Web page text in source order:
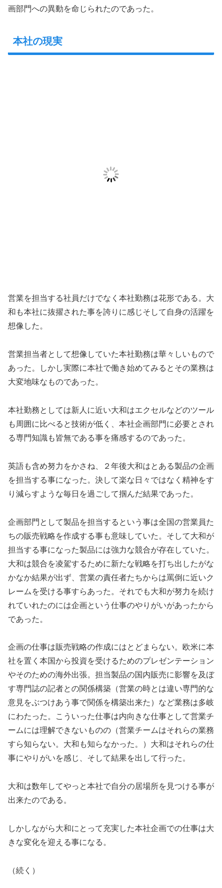
画部門への異動を命じられたのであった。
本社の現実
営業を担当する社員だけでなく本社勤務は花形である。大
和も本社に抜擢された事を誇りに感じそして自身の活躍を
想像した。
営業担当者として想像していた本社勤務は華々しいもので
あった。しかし実際に本社で働き始めてみるとその業務は
大変地味なものであった。
本社勤務としては新人に近い大和はエクセルなどのツール
も周囲に比べると技術が低く、本社企画部門に必要とされ
る専門知識も皆無である事を痛感するのであった。
英語も含め努力をかさね、２年後大和はとある製品の企画
を担当する事になった。決して楽な日々ではなく精神をす
り減らすような毎日を過ごして掴んだ結果であった。
企画部門として製品を担当するという事は全国の営業員た
ちの販売戦略を作成する事も意味していた。そして大和が
担当する事になった製品には強力な競合が存在していた。
大和は競合を凌駕するために新たな戦略を打ち出したがな
かなか結果が出ず、営業の責任者たちからは罵倒に近いク
レームを受ける事すらあった。それでも大和が努力を続け
れていれたのには企画という仕事のやりがいがあったから
であった。
企画の仕事は販売戦略の作成にはとどまらない。欧米に本
社を置く本国から投資を受けるためのプレゼンテーション
やそのための海外出張。担当製品の国内販売に影響を及ぼ
す専門誌の記者との関係構築（営業の時とは違い専門的な
意見をぶつけあう事で関係を構築出来た）など業務は多岐
にわたった。こういった仕事は内向きな仕事として営業チ
ームには理解できないものの（営業チームはそれらの業務
すら知らない。大和も知らなかった。）大和はそれらの仕
事にやりがいを感じ、そして結果を出して行った。
大和は数年してやっと本社で自分の居場所を見つける事が
出来たのである。
しかしながら大和にとって充実した本社企画での仕事は大
きな変化を迎える事になる。
（続く）